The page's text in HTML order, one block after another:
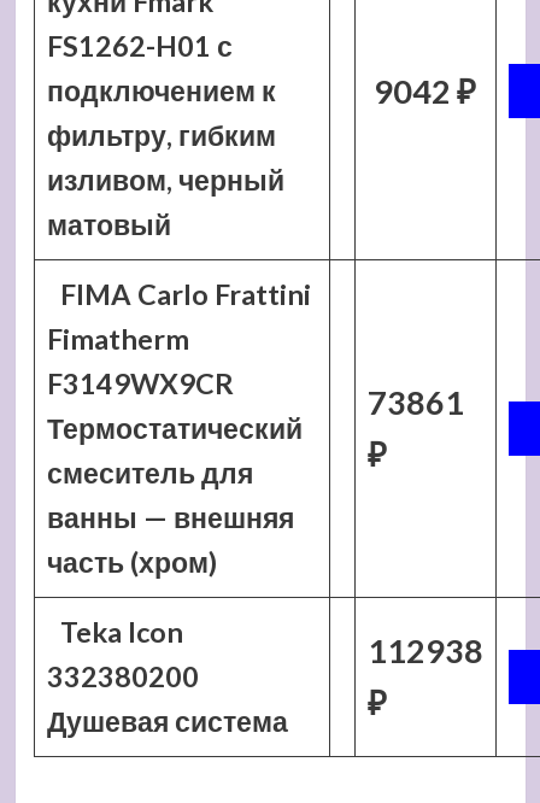
FS1262-H01 с
подключением к
фильтру, гибким
изливом, черный
матовый
9042 ₽
FIMA Carlo Frattini
Fimatherm
F3149WX9CR
Термостатический
смеситель для
ванны — внешняя
часть (хром)
73861
₽
Teka Icon
332380200
Душевая система
112938
₽